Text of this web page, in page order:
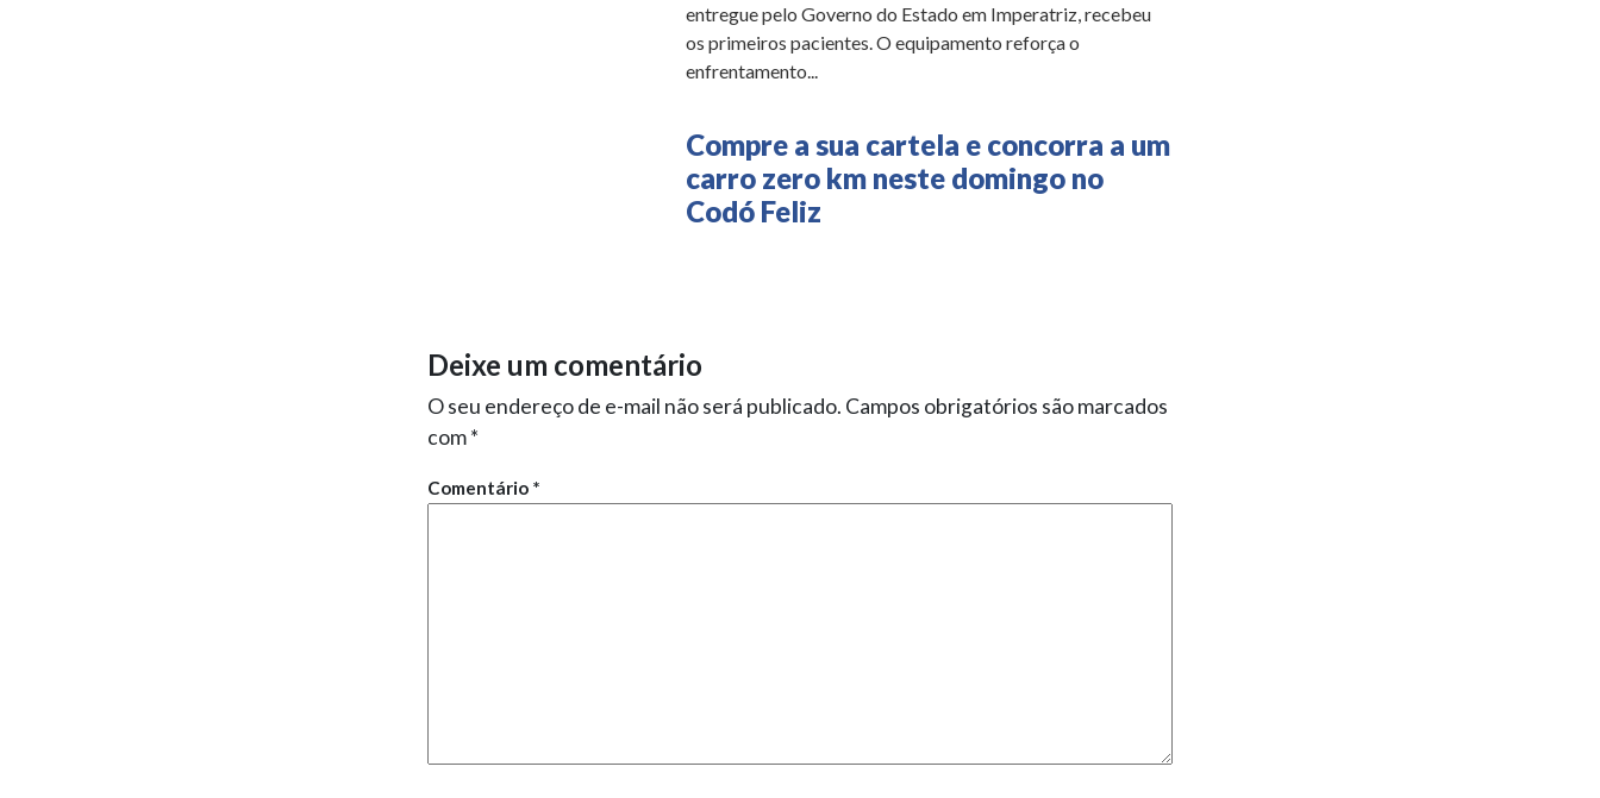
entregue pelo Governo do Estado em Imperatriz, recebeu
os primeiros pacientes. O equipamento reforça o
enfrentamento...
Compre a sua cartela e concorra a um
carro zero km neste domingo no
Codó Feliz
Deixe um comentário
O seu endereço de e-mail não será publicado. Campos obrigatórios são marcados
com*
Comentário *